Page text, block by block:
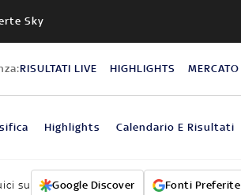
Sky
RISULTATI LIVE HIGHLIGHTS MERCATO
Highlights Calendario E Risultati
su Google Discover Fonti Preferite